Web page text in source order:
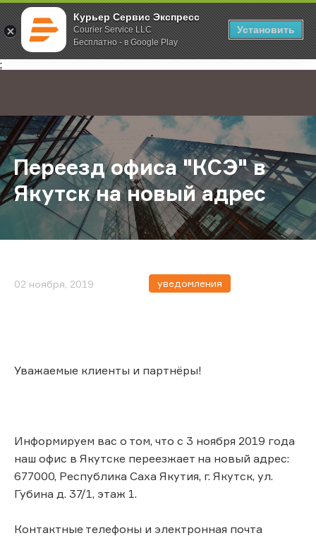
Курьер Сервис Экспресс
Courier Service LLC
Бесплатно - в Google Play
Установить
;
Главная О компании Новости Переезд офиса "КСЭ" в Якутск на
Переезд офиса "КСЭ" в
Якутск на новый адрес
02 ноября, 2019 уведомления
Уважаемые клиенты и партнёры!
Информируем вас о том, что с 3 ноября 2019 года
наш офис в Якутске переезжает на новый адрес:
677000, Республика Саха Якутия, г. Якутск, ул.
Губина д. 37/1, этаж 1.
Контактные телефоны и электронная почта